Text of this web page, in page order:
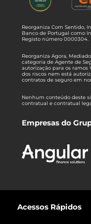
Reorganiza Com Sentido,
Banco de Portugal como
Registo número 0000304.
Reorganiza Agora,
categoria de Agente de
autorização para os ramos
dos riscos nem está
contratos de seguro em
Nenhum conteúdo deste
contratual e contratual
Empresas do
Acessos Rápidos